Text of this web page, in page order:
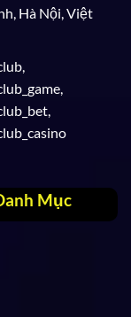
Hà Nội, Việt
Mục